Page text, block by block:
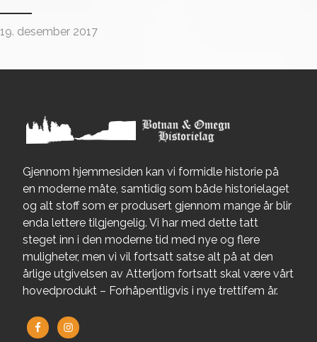
19. desember 2017
Gjennom hjemmesiden kan vi formidle historie på
en moderne måte, samtidig som både historielaget
og alt stoff som er produsert gjennom mange år blir
enda lettere tilgjengelig. Vi har med dette tatt
steget inn i den moderne tid med nye og flere
muligheter, men vi vil fortsatt satse alt på at den
årlige utgivelsen av Atterljom fortsatt skal være vårt
hovedprodukt – Forhåpentligvis i nye trettifem år.